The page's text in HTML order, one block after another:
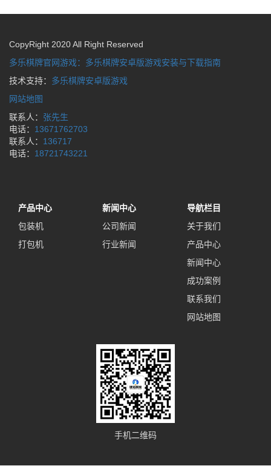
CopyRight 2020 All Right Reserved
多乐棋牌官网游戏：多乐棋牌安卓版游戏安装与下载指南
技术支持： 多乐棋牌安卓版游戏
网站地图
联系人： 张先生
电话： 13671762703
联系人： 136717
电话： 18721743221
产品中心
包装机
打包机
新闻中心
公司新闻
行业新闻
导航栏目
关于我们
产品中心
新闻中心
成功案例
联系我们
网站地图
手机二维码